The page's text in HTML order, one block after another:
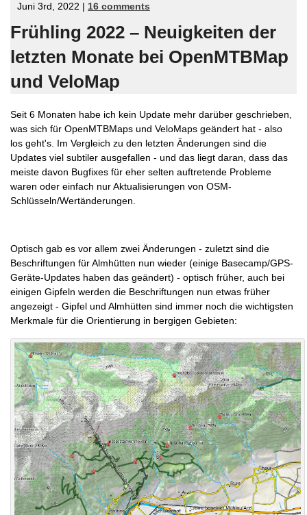
Juni 3rd, 2022 | 16 comments
Frühling 2022 – Neuigkeiten der
letzten Monate bei OpenMTBMap
und VeloMap
Seit 6 Monaten habe ich kein Update mehr darüber geschrieben,
was sich für OpenMTBMaps und VeloMaps geändert hat - also
los geht's. Im Vergleich zu den letzten Änderungen sind die
Updates viel subtiler ausgefallen - und das liegt daran, dass das
meiste davon Bugfixes für eher selten auftretende Probleme
waren oder einfach nur Aktualisierungen von OSM-
Schlüsseln/Wertänderungen.
Optisch gab es vor allem zwei Änderungen - zuletzt sind die
Beschriftungen für Almhütten nun wieder (einige Basecamp/GPS-
Geräte-Updates haben das geändert) - optisch früher, auch bei
einigen Gipfeln werden die Beschriftungen nun etwas früher
angezeigt - Gipfel und Almhütten sind immer noch die wichtigsten
Merkmale für die Orientierung in bergigen Gebieten: